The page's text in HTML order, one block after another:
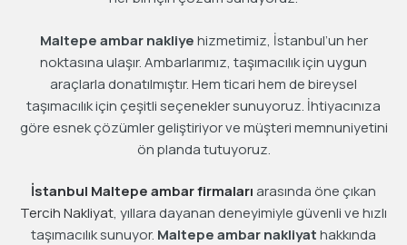
Maltepe ambar nakliyehizmetimiz, İstanbul’un her
noktasına ulaşır. Ambarlarımız, taşımacılık için uygun
araçlarla donatılmıştır. Hem ticari hem de bireysel
taşımacılık için çeşitli seçenekler sunuyoruz. İhtiyacınıza
göre esnek çözümler geliştiriyor ve müşteri memnuniyetini
ön planda tutuyoruz.
İstanbul Maltepe ambar firmalarıarasında öne çıkan
Tercih Nakliyat, yıllara dayanan deneyimiyle güvenli ve hızlı
taşımacılık sunuyor. Maltepe ambar nakliyathakkında